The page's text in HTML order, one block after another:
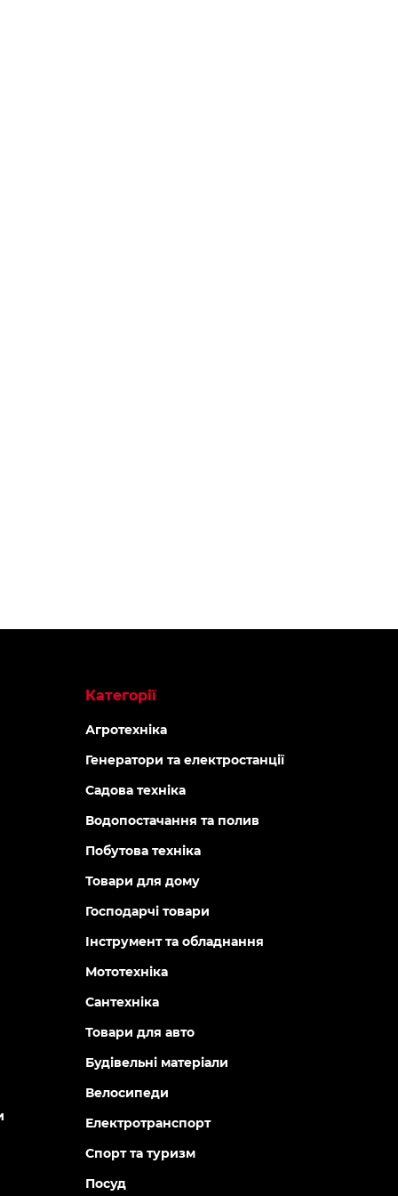
Категорії
Агротехніка
Генератори та електростанції
Садова техніка
Водопостачання та полив
Побутова техніка
Товари для дому
Господарчі товари
Інструмент та обладнання
Мототехніка
Сантехніка
Товари для авто
Будівельні матеріали
Велосипеди
Електротранспорт
Спорт та туризм
Посуд